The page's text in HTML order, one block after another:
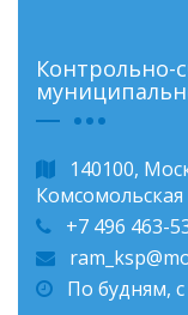
Контрольно-
140100,
Комсомольская
+7 496 463-
По будням, с